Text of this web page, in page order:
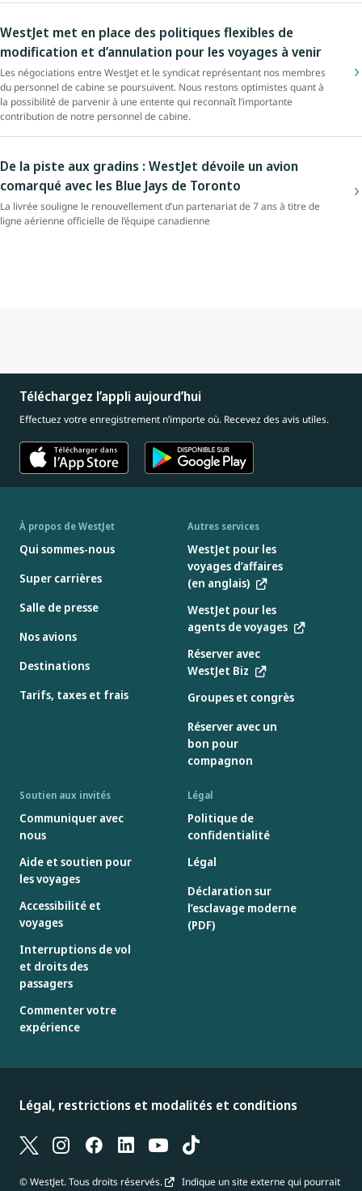
WestJet met en place des politiques flexibles de
modification et d’annulation pour les voyages à venir
Les négociations entre WestJet et le syndicat représentant nos membres
du personnel de cabine se poursuivent. Nous restons optimistes quant à
la possibilité de parvenir à une entente qui reconnaît l’importante
contribution de notre personnel de cabine.
De la piste aux gradins : WestJet dévoile un avion
comarqué avec les Blue Jays de Toronto
La livrée souligne le renouvellement d’un partenariat de 7 ans à titre de
ligne aérienne officielle de l’équipe canadienne
Téléchargez l’appli aujourd’hui
Effectuez votre enregistrement n’importe où. Recevez des avis utiles.
À propos de WestJet
Qui sommes-nous
Super carrières
Salle de presse
Nos avions
Destinations
Tarifs, taxes et frais
Autres services
WestJet pour les
voyages d’affaires
(en anglais)
WestJet pour les
agents de voyages
Réserver avec
WestJet Biz
Groupes et congrès
Réserver avec un
bon pour
compagnon
Soutien aux invités
Communiquer avec
nous
Aide et soutien pour
les voyages
Accessibilité et
voyages
Interruptions de vol
et droits des
passagers
Commenter votre
expérience
Légal
Politique de
confidentialité
Légal
Déclaration sur
l’esclavage moderne
(PDF)
Légal, restrictions et modalités et conditions
© WestJet. Tous droits réservés.
Indique un site externe qui pourrait